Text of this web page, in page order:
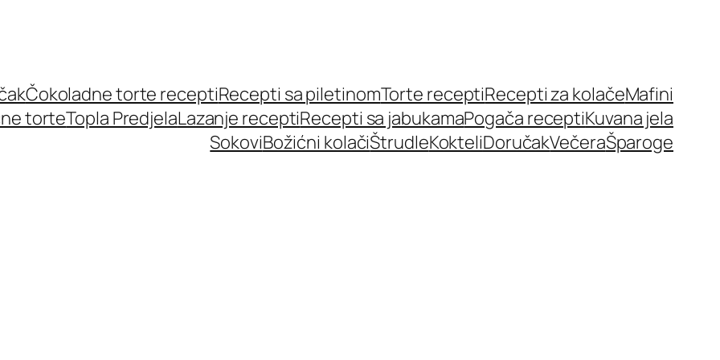
Čokoladne torte receptiRecepti sa piletinomTorte receptiRecepti za kolačeMafini
torteTopla PredjelaLazanje receptiRecepti sa jabukamaPogača receptiKuvana jela
SokoviBožićni kolačiŠtrudleKokteliDoručakVečeraŠparoge